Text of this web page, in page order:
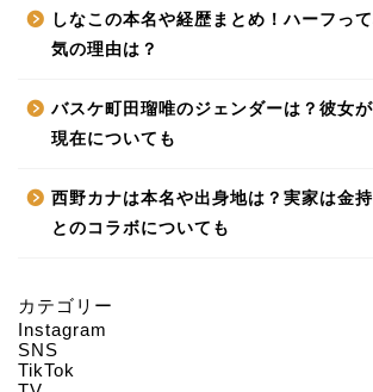
しなこの本名や経歴まとめ！ハーフっ
気の理由は？
バスケ町田瑠唯のジェンダーは？彼女
現在についても
西野カナは本名や出身地は？実家は金
とのコラボについても
カテゴリー
Instagram
SNS
TikTok